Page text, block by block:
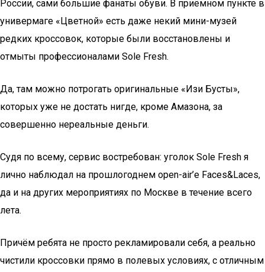
России, сами большие фанаты обуви. В приёмном пункте в
универмаге «Цветной» есть даже некий мини-музей
редких кроссовок, которые были восстановлены и
отмыты профессионалами Sole Fresh.
Да, там можно потрогать оригинальные «Изи Бусты»,
которых уже не достать нигде, кроме Амазона, за
совершенно нереальные деньги.
Судя по всему, сервис востребован: уголок Sole Fresh я
лично наблюдал на прошлогоднем open-air’e Faces&Laces,
да и на других мероприятиях по Москве в течение всего
лета.
Причём ребята не просто рекламировали себя, а реально
чистили кроссовки прямо в полевых условиях, с отличным